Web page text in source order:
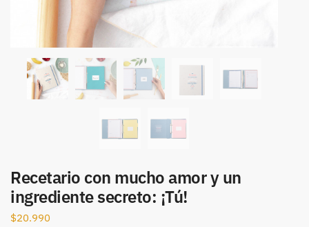
Recetario con mucho amor y un
ingrediente secreto: ¡Tú!
$20.990